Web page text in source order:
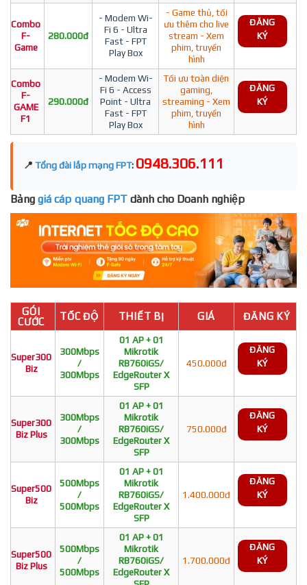
Combo
F-
Game
280.000đ
- Modem Wi-
Fi 6 - Ultra
Fast - FPT
Play Box
- Game thủ, tối
ưu thêm cho live
stream - Xem
phim, truyền
hình
ĐĂNG
KÝ
Combo
F-
GAME
F1
290.000đ
- Modem Wi-
Fi 6 - Access
Point - Ultra
Fast - FPT
Play Box
Tối ưu toàn diện
gaming,
streaming - Xem
phim, truyền
hình
ĐĂNG
KÝ
📍 Tổng đài lắp mạng FPT: 0948.306.111
Bảng giá cáp quang FPT dành cho Doanh nghiệp
GÓI
CƯỚC
TỐC ĐỘ THIẾT BỊ GIÁ ĐĂNG KÝ
Super300
Biz
300Mbps
/
300Mbps
01 AP + 01
Mikrotik
RB760iGS/
EdgeRouter X
SFP
450.000đ
ĐĂNG
KÝ
Super300
Biz Plus
300Mbps
/
300Mbps
01 AP + 01
Mikrotik
RB760iGS/
EdgeRouter X
SFP
750.000đ
ĐĂNG
KÝ
Super500
Biz
500Mbps
/
500Mbps
01 AP + 01
Mikrotik
RB760iGS/
EdgeRouter X
SFP
1.400.000đ
ĐĂNG
KÝ
Super500
Biz Plus
500Mbps
/
500Mbps
01 AP + 01
Mikrotik
RB760iGS/
EdgeRouter X
1.700.000đ
ĐĂNG
KÝ